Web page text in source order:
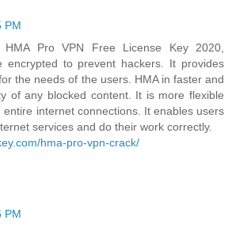
PM
HMA Pro VPN Free License Key 2020,
encrypted to prevent hackers. It provides
the needs of the users. HMA in faster and
of any blocked content. It is more flexible
entire internet connections. It enables users
services and do their work correctly.
hma-pro-vpn-crack/
PM